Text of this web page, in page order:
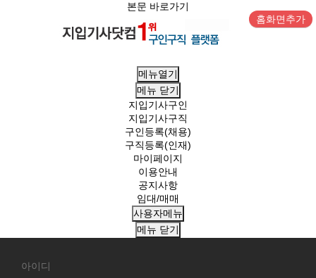
본문 바로가기
홈화면추가
메뉴열기
메뉴 닫기
지입기사구인
지입기사구직
구인등록(채용)
구직등록(인재)
마이페이지
이용안내
공지사항
임대/매매
사용자메뉴
메뉴 닫기
원